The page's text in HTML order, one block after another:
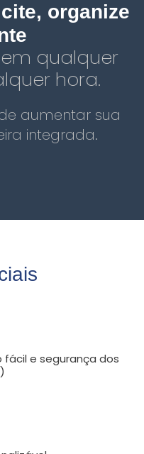
organize
qualquer
hora.
aumentar sua
integrada.
e segurança dos